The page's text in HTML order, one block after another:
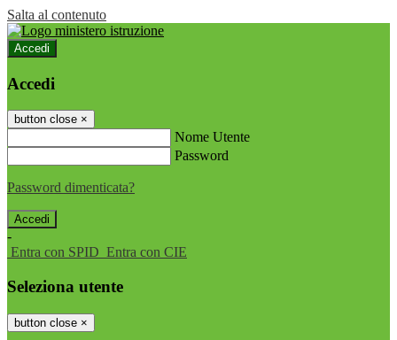
Salta al contenuto
Accedi
Accedi
button close ×
Nome Utente
Password
Password dimenticata?
-
Entra con SPID Entra con CIE
Seleziona utente
button close ×